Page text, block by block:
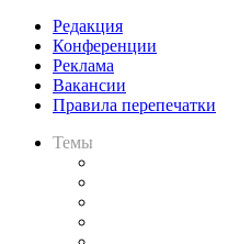
Редакция
Конференции
Реклама
Вакансии
Правила перепечатки
Темы